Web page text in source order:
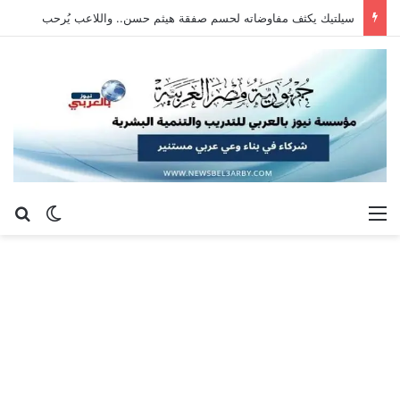
سيلتيك يكثف مفاوضاته لحسم صفقة هيثم حسن.. واللاعب يُرحب
الوضع القائمة